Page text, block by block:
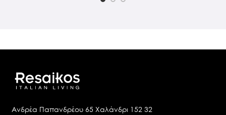
Ανδρέα Παπανδρέου 65 Χαλάνδρι 152 32